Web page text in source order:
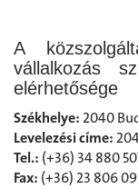
A
vállalkozás
elérhetősége
Székhelye: 2040
Levelezési címe:
Tel.: (+36) 34 880
Fax: (+36) 23 806